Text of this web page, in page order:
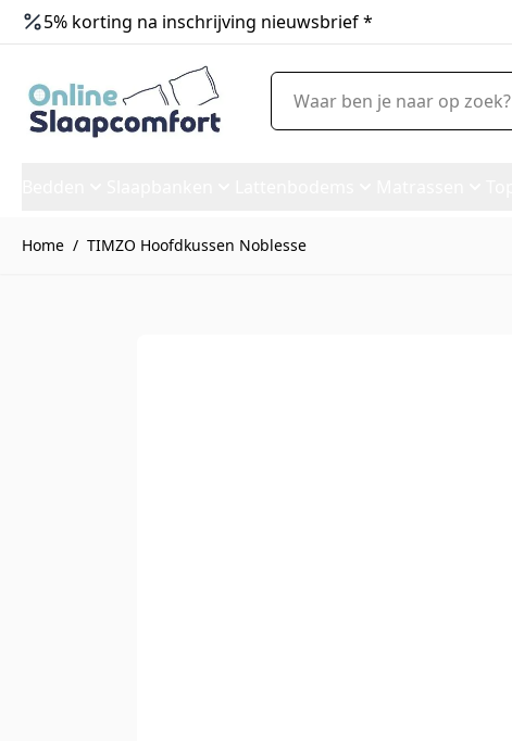
5% korting na inschrijving nieuwsbrief *
Waar ben je naar op zoek?
Home / TIMZO Hoofdkussen Noblesse